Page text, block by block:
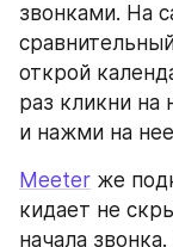
звонками. На
открой
раз кликни на
и нажми на
Meeter же
кидает не
начала